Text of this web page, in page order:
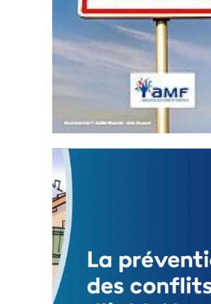
Statut de l’élu local
3 avril 2024
Mise à jour avril 2024
FEUILLETER